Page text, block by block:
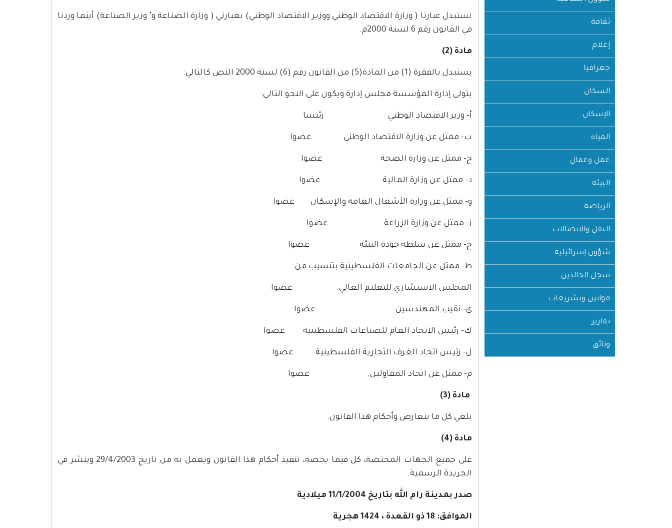
ثقافة
إعلام
جغرافيا
السكان
الإسكان
المياه
عمل وعمال
البيئة
الرياضة
النقل والاتصالات
شؤون إسرائيلية
سجل الخالدين
قوانين وتشريعات
تقارير
وثائق
تستبدل عبارتا ( وزارة الاقتصاد الوطني ووزير الاقتصاد الوطني) بعبارتي ( وزارة الصناعة و" وزير الصناعة) أينما وردتا
في القانون رقم 6 لسنة 2000م.
مادة (2)
يستبدل بالفقرة (1) من المادة(5) من القانون رقم (6) لسنة 2000 النص كالتالي:
يتولى إدارة المؤسسة مجلس إدارة ويكون على النحو التالي:
أ‌- وزير الاقتصاد الوطني رئيسا
ب‌- ممثل عن وزارة الاقتصاد الوطني عضوا
ج- ممثل عن وزارة الصحة عضوا
د- ممثل عن وزارة المالية عضوا
و- ممثل عن وزارة الأشغال العامة والإسكان عضوا
ز- ممثل عن وزارة الزراعة عضوا
ح- ممثل عن سلطة جودة البيئة عضوا
ط- ممثل عن الجامعات الفلسطينية بتنسيب من
المجلس الاستشاري للتعليم العالي. عضوا
ي- نقيب المهندسين عضوا
ك- رئيس الاتحاد العام للصناعات الفلسطينية عضوا
ل- رئيس اتحاد الغرف التجارية الفلسطينية عضوا
م- ممثل عن اتحاد المقاولين. عضوا
مادة (3)
يلغي كل ما يتعارض وأحكام هذا القانون.
مادة (4)
على جميع الجهات المختصة، كل فيما يخصه، تنفيذ أحكام هذا القانون ويعمل به من تاريخ 29/4/2003 وينشر في
الجريدة الرسمية.
صدر بمدينة رام الله بتاريخ 11/1/2004 ميلادية
الموافق: 18 ذو القعدة ، 1424 هجرية